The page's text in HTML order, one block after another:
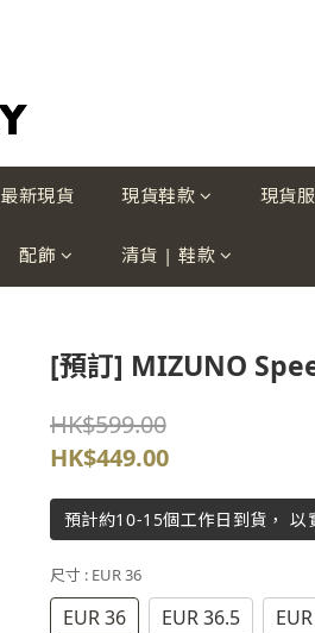
最新現貨 現貨鞋款 現貨
配飾 清貨 | 鞋款
[預訂] MIZUNO
HK$599.00
HK$449.00
預計約10-15個工作日到貨， 以
尺寸 : EUR 36
EUR 36 EUR 36.5